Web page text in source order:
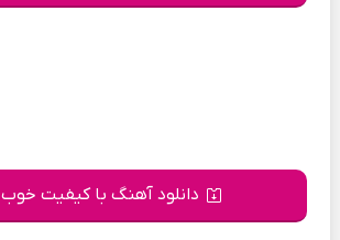
دانلود آهنگ با کیفیت خوب 128